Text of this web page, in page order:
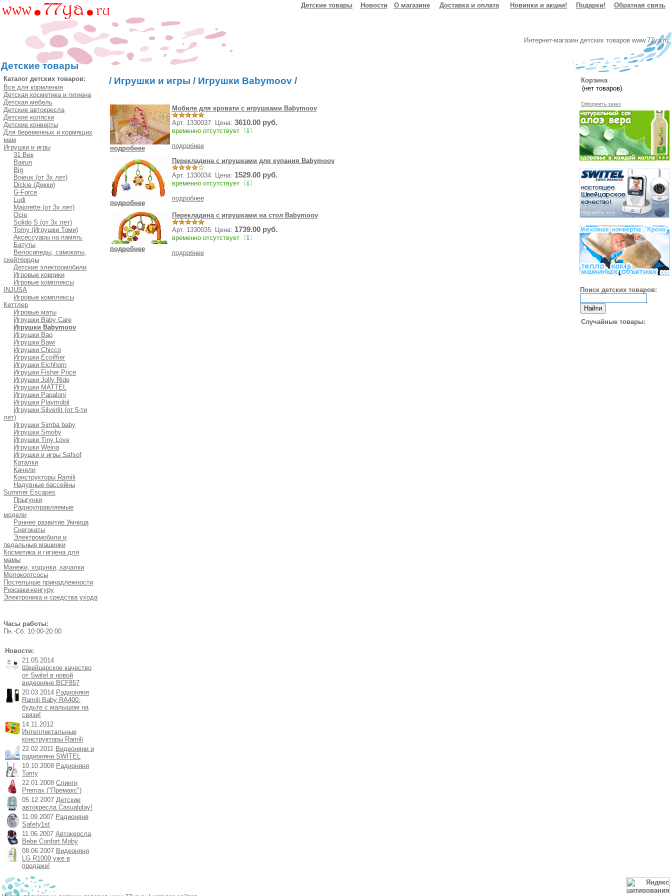
Детские товары
Детские товары Новости О магазине Доставка и оплата Новинки и акции! Подарки! Обратная связь
Интернет-магазин детских товаров www.77ya.ru:
Каталог детских товаров:
Все для кормления
Детская косметика и гигиена
Детская мебель
Детские автокресла
Детские коляски
Детские конверты
Для беременных и кормящих
мам
Игрушки и игры
31 Век
Bairun
Big
Bojeux (от 3х лет)
Dickie (Дикки)
G-Force
Ludi
Majorette (от 3х лет)
Ocie
Solido S (от 3х лет)
Tomy (Игрушки Томи)
Аксессуары на память
Батуты
Велосипеды, самокаты,
скейтборды
Детские электромобили
Игровые коврики
Игровые комплексы
INJUSA
Игровые комплексы
Кеттлер
Игровые маты
Игрушки Baby Care
Игрушки Babymoov
Игрушки Bao
Игрушки Bawi
Игрушки Chicco
Игрушки Ecoiffier
Игрушки Eichhorn
Игрушки Fisher Price
Игрушки Jolly Ride
Игрушки MATTEL
Игрушки Papaloni
Игрушки Playmobil
Игрушки Silverlit (от 5-ти
лет)
Игрушки Simba baby
Игрушки Smoby
Игрушки Tiny Love
Игрушки Weina
Игрушки и игры Safsof
Каталки
Качели
Конструкторы Ramili
Надувные бассейны
Summer Escapes
Прыгунки
Радиоуправляемые
модели
Раннее развитие Умница
Снегокаты
Электромобили и
педальные машинки
Косметика и гигиена для
мамы
Манежи, ходунки, качалки
Молокоотсосы
Постельные принадлежности
Рюкзаки-кенгуру
Электроника и средства ухода
Часы работы:
Пн.-Cб. 10:00-20:00
Новости:
21.05.2014
Щвейцарское качество
от Switel в новой
видеоняне BCF857
20.03.2014 Радионяня
Ramili Baby RA400:
будьте с малышом на
связи!
14.11.2012
Интеллектальные
конструкторы Ramili
22.02.2011 Видеоняни и
радионяни SWITEL
10.10.2008 Радионяня
Tomy
22.01.2008 Слинги
Premax ("Премакс")
05.12.2007 Детские
автокресла Casualplay!
11.09.2007 Радионяня
Safety1st
11.06.2007 Автокерсла
Bebe Confort Moby
08.06.2007 Видеоняня
LG R1000 уже в
продаже!
/ Игрушки и игры / Игрушки Babymoov/
подробнее
Мобиле для кровати с игрушками Babymoov
Арт. 1330037. Цена: 3610.00 руб.
временно отсутствует
подробнее
подробнее
Перекладина с игрушками для купания Babymoov
Арт. 1330034. Цена: 1529.00 руб.
временно отсутствует
подробнее
подробнее
Перекладина с игрушками на стол Babymoov
Арт. 1330035. Цена: 1739.00 руб.
временно отсутствует
подробнее
Корзина
Оформить заказ
Поиск детских товаров:
Случайные товары: